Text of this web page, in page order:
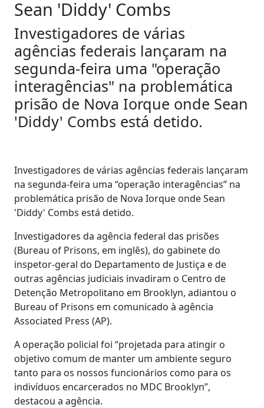
Sean 'Diddy' Combs
Investigadores de várias
agências federais lançaram na
segunda-feira uma "operação
interagências" na problemática
prisão de Nova Iorque onde Sean
'Diddy' Combs está detido.
Investigadores de várias agências federais lançaram
na segunda-feira uma “operação interagências” na
problemática prisão de Nova Iorque onde Sean
'Diddy' Combs está detido.
Investigadores da agência federal das prisões
(Bureau of Prisons, em inglês), do gabinete do
inspetor-geral do Departamento de Justiça e de
outras agências judiciais invadiram o Centro de
Detenção Metropolitano em Brooklyn, adiantou o
Bureau of Prisons em comunicado à agência
Associated Press (AP).
A operação policial foi “projetada para atingir o
objetivo comum de manter um ambiente seguro
tanto para os nossos funcionários como para os
indivíduos encarcerados no MDC Brooklyn”,
destacou a agência.